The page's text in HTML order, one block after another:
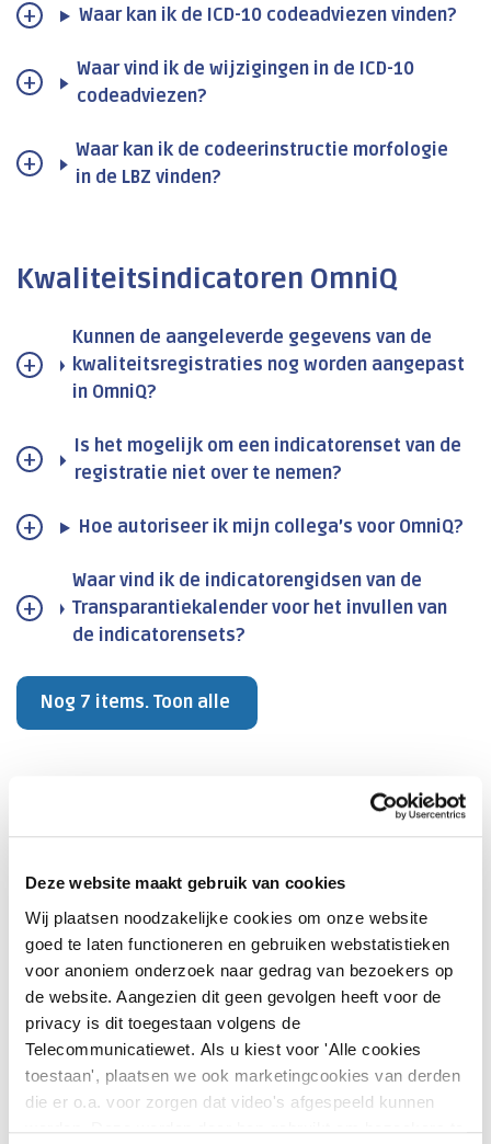
Deze website maakt gebruik van cookies
Wij plaatsen noodzakelijke cookies om onze website
goed te laten functioneren en gebruiken webstatistieken
voor anoniem onderzoek naar gedrag van bezoekers op
de website. Aangezien dit geen gevolgen heeft voor de
privacy is dit toegestaan volgens de
Telecommunicatiewet. Als u kiest voor 'Alle cookies
toestaan', plaatsen we ook marketingcookies van derden
die er o.a. voor zorgen dat video's afgespeeld kunnen
Waar kan ik de ICD-10 codeadviezen vinden?
Waar vind ik de wijzigingen in de ICD-10
codeadviezen?
Waar kan ik de codeerinstructie morfologie
in de LBZ vinden?
Kwaliteitsindicatoren OmniQ
Kunnen de aangeleverde gegevens van de
kwaliteitsregistraties nog worden aangepast
in OmniQ?
Is het mogelijk om een indicatorenset van de
registratie niet over te nemen?
Hoe autoriseer ik mijn collega’s voor OmniQ?
Waar vind ik de indicatorengidsen van de
Transparantiekalender voor het invullen van
de indicatorensets?
Nog 7 items. Toon alle
Welke opnamen moeten worden aangeleverd
voorzien van diagnosecodes?
Wat is de definitie van een acute
opname/urgentie-opname?
Hoe leg je externe verrichtingen vast?